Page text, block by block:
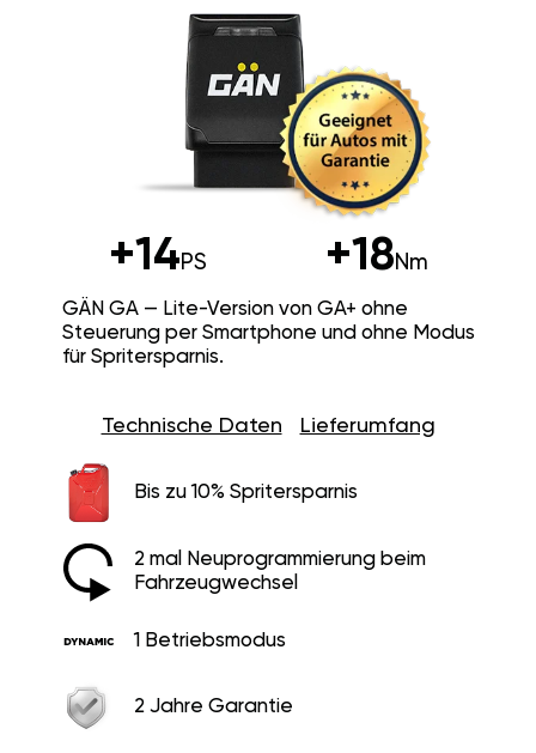
+14PS +18Nm
GÄN GA — Lite-Version von GA+ ohne
Steuerung per Smartphone und ohne Modus
für Spritersparnis.
Technische Daten Lieferumfang
Bis zu 10% Spritersparnis
2 mal Neuprogrammierung beim
Fahrzeugwechsel
1 Betriebsmodus
2 Jahre Garantie